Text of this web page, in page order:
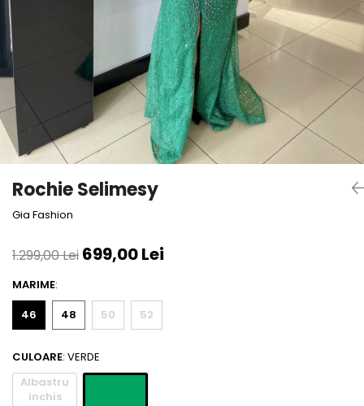
Pantaloni
Blanuri
Veste
Paltoane
Sacouri
Traditional
Rochie Selimesy
Gia Fashion
1.299,00 Lei 699,00 Lei
MARIME:
46
48 50 52
CULOARE: VERDE
Albastru
inchis